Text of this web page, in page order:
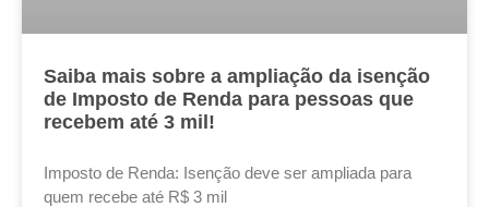
Saiba mais sobre a ampliação da isenção
de Imposto de Renda para pessoas que
recebem até 3 mil!
Imposto de Renda: Isenção deve ser ampliada para
quem recebe até R$ 3 mil